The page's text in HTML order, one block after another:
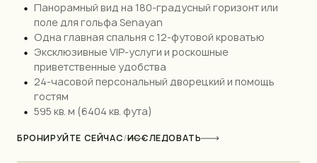
Панорамный вид на 180-градусный горизонт или
поле для гольфа Senayan
Одна главная спальня с 12-футовой кроватью
Эксклюзивные VIP-услуги и роскошные
приветственные удобства
24-часовой персональный дворецкий и помощь
гостям
595 кв. м (6404 кв. фута)
БРОНИРУЙТЕ СЕЙЧАС/ИССЛЕДОВАТЬ